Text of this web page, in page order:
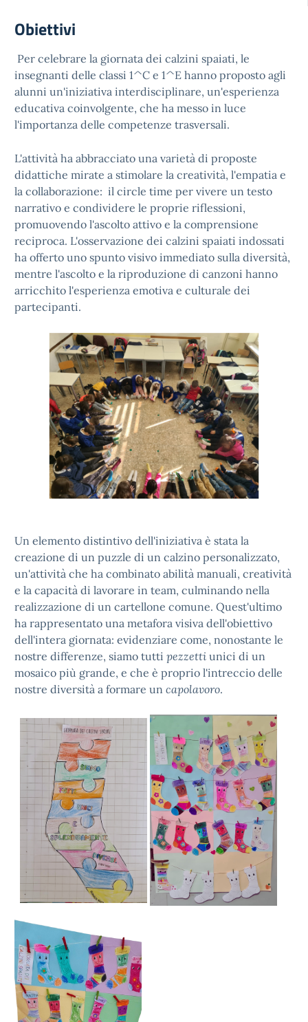
Obiettivi
Per celebrare la giornata dei calzini spaiati, le
insegnanti delle classi 1^C e 1^E hanno proposto agli
alunni un'iniziativa interdisciplinare, un'esperienza
educativa coinvolgente, che ha messo in luce
l'importanza delle competenze trasversali.
L'attività ha abbracciato una varietà di proposte
didattiche mirate a stimolare la creatività, l'empatia e
la collaborazione: il circle time per vivere un testo
narrativo e condividere le proprie riflessioni,
promuovendo l'ascolto attivo e la comprensione
reciproca. L'osservazione dei calzini spaiati indossati
ha offerto uno spunto visivo immediato sulla diversità,
mentre l'ascolto e la riproduzione di canzoni hanno
arricchito l'esperienza emotiva e culturale dei
partecipanti.
Un elemento distintivo dell'iniziativa è stata la
creazione di un puzzle di un calzino personalizzato,
un'attività che ha combinato abilità manuali, creatività
e la capacità di lavorare in team, culminando nella
realizzazione di un cartellone comune. Quest'ultimo
ha rappresentato una metafora visiva dell'obiettivo
dell'intera giornata: evidenziare come, nonostante le
nostre differenze, siamo tutti pezzetti unici di un
mosaico più grande, e che è proprio l'intreccio delle
nostre diversità a formare un capolavoro.